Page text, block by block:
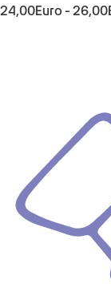
24,00Euro- 26,00